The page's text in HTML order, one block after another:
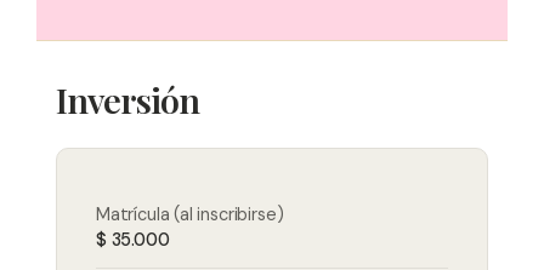
Inversión
Matrícula (al inscribirse)
$ 35.000